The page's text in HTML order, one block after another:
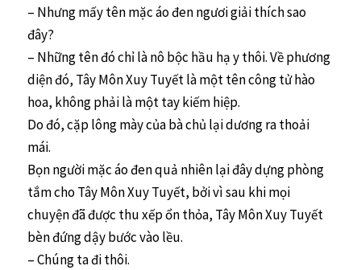
– Nhưng mấy tên mặc áo đen ngươi giải thích sao
đây?
– Những tên đó chỉ là nô bộc hầu hạ y thôi. Về phương
diện đó, Tây Môn Xuy Tuyết là một tên công tử hào
hoa, không phải là một tay kiếm hiệp.
Do đó, cặp lông mày của bà chủ lại dương ra thoải
mái.
Bọn người mặc áo đen quả nhiên lại đây dựng phòng
tắm cho Tây Môn Xuy Tuyết, bởi vì sau khi mọi
chuyện đã được thu xếp ổn thỏa, Tây Môn Xuy Tuyết
bèn đứng dậy bước vào lều.
– Chúng ta đi thôi.